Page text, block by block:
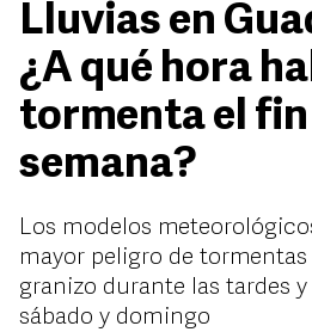
Lluvias en
¿A qué hora
tormenta el fin
semana?
Los modelos
mayor peligro de
granizo durante las tardes
sábado y domingo